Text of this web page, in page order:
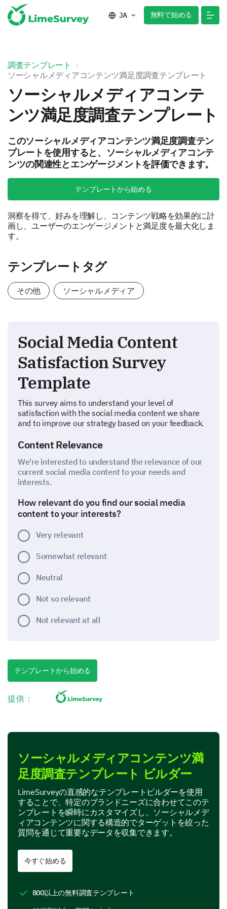
JA 無料で始める
調査テンプレート
ソーシャルメディアコンテンツ満足度調査テンプレート
ソーシャルメディアコンテ
ンツ満足度調査テンプレート
このソーシャルメディアコンテンツ満足度調査テン
プレートを使用すると、ソーシャルメディアコンテ
ンツの関連性とエンゲージメントを評価できます。
テンプレートから始める
洞察を得て、好みを理解し、コンテンツ戦略を効果的に計
画し、ユーザーのエンゲージメントと満足度を最大化しま
す。
テンプレートタグ
その他 ソーシャルメディア
Social Media Content
Satisfaction Survey
Template
This survey aims to understand your level of
satisfaction with the social media content we share
and to improve our strategy based on your feedback.
Content Relevance
We're interested to understand the relevance of our
current social media content to your needs and
interests.
How relevant do you find our social media
content to your interests?
Very relevant
Somewhat relevant
Neutral
Not so relevant
Not relevant at all
relevant at all', can you please let us know what
topics you would like us to cover in our social
media content?
Let's dive into your general satisfaction with our
social media content.
For each of the following aspects, please rate
your level of satisfaction with our social media
content.
Options:
- Satisfied
- Neither satisfied nor dissatisfied
- Very dissatisfied
テンプレートから始める
提供：
ソーシャルメディアコンテンツ満
足度調査テンプレート ビルダー
LimeSurveyの直感的なテンプレートビルダーを使用
することで、特定のブランドニーズに合わせてこのテ
ンプレートを瞬時にカスタマイズし、ソーシャルメデ
ィアコンテンツに関する構造的でターゲットを絞った
質問を通じて重要なデータを収集できます。
今すぐ始める
800以上の無料調査テンプレート